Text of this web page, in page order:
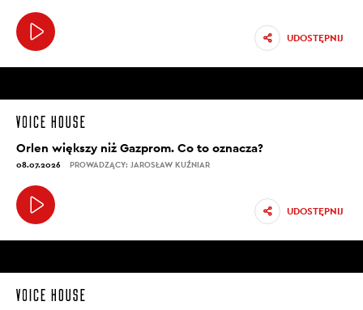
UDOSTĘPNIJ
Orlen większy niż Gazprom. Co to oznacza?
08.07.2026 PROWADZĄCY: JAROSŁAW KUŹNIAR
UDOSTĘPNIJ